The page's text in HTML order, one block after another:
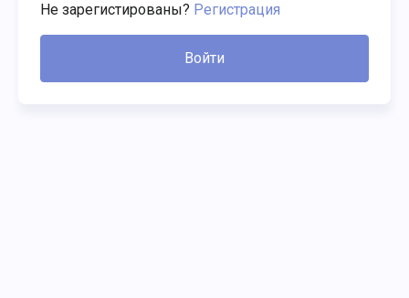
Не зарегистированы? Регистрация